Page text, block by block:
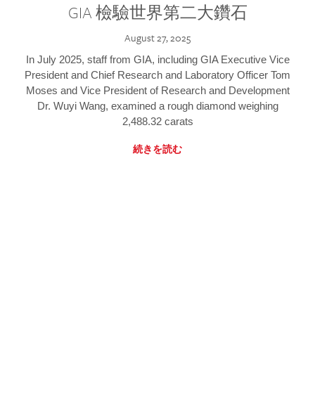
GIA 檢驗世界第二大鑽石
August 27, 2025
In July 2025, staff from GIA, including GIA Executive Vice
President and Chief Research and Laboratory Officer Tom
Moses and Vice President of Research and Development
Dr. Wuyi Wang, examined a rough diamond weighing
2,488.32 carats
続きを読む